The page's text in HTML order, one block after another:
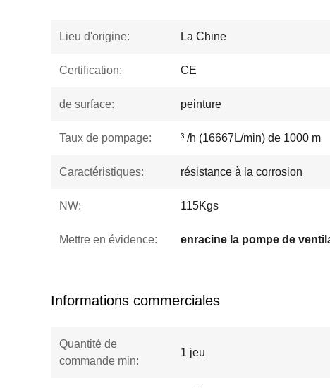
Lieu d'origine: La Chine
Certification: CE
de surface: peinture
Taux de pompage: ³ /h (16667L/min) de 1000 m
Caractéristiques: résistance à la corrosion
NW: 115Kgs
Mettre en évidence: enracine la pompe de
Informations commerciales
Quantité de
commande min:
1 jeu